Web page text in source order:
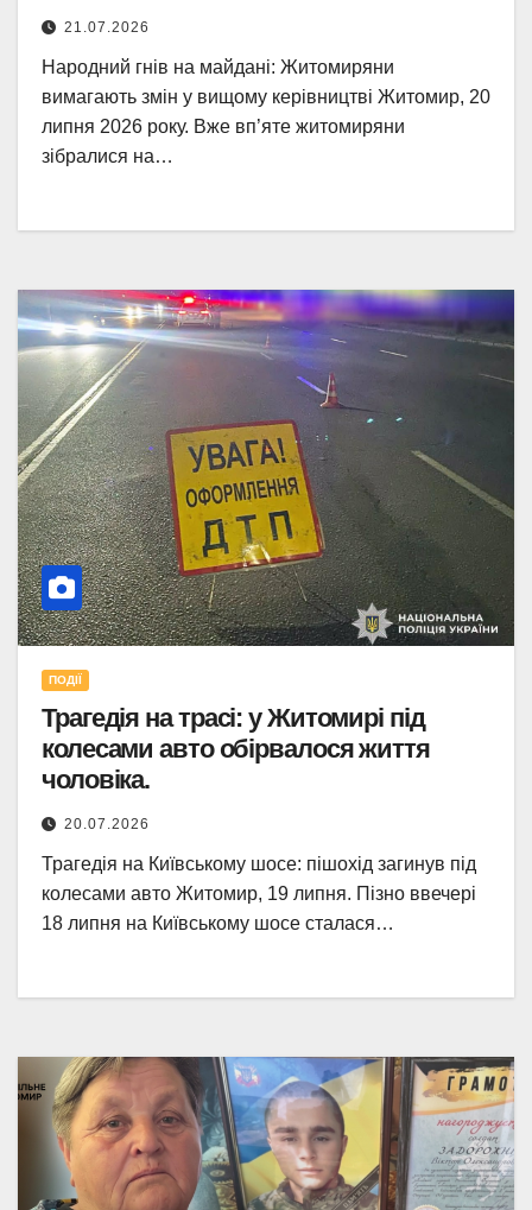
21.07.2026
Народний гнів на майдані: Житомиряни
вимагають змін у вищому керівництві Житомир, 20
липня 2026 року. Вже вп’яте житомиряни
зібралися на…
ПОДІЇ
Трагедія на трасі: у Житомирі під
колесами авто обірвалося життя
чоловіка.
20.07.2026
Трагедія на Київському шосе: пішохід загинув під
колесами авто Житомир, 19 липня. Пізно ввечері
18 липня на Київському шосе сталася…